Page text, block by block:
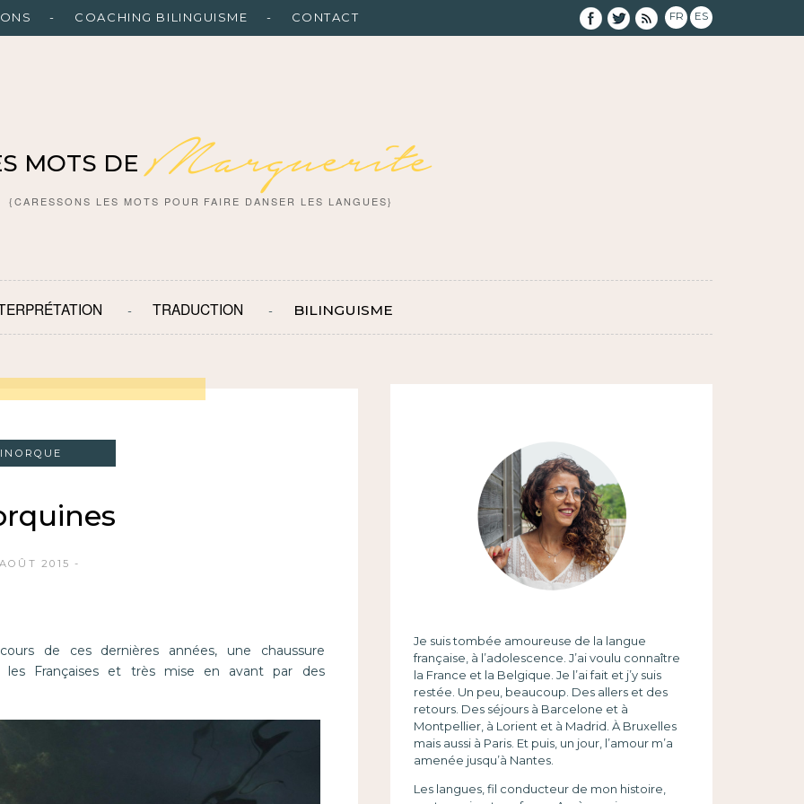
COACHING BILINGUISME CONTACT FR ES
MOTS DE Marguerite
{CARESSONS LES MOTS POUR FAIRE DANSER LES LANGUES}
TRADUCTION BILINGUISME
2015
de ces dernières années, une chaussure
les Françaises et très mise en avant par des
Je suis tombée amoureuse de la langue
française, à l’adolescence. J’ai voulu connaître
la France et la Belgique. Je l’ai fait et j’y suis
restée. Un peu, beaucoup. Des allers et des
retours. Des séjours à Barcelone et à
Montpellier, à Lorient et à Madrid. À Bruxelles
mais aussi à Paris. Et puis, un jour, l’amour m’a
amenée jusqu’à Nantes.
Les langues, fil conducteur de mon histoire,